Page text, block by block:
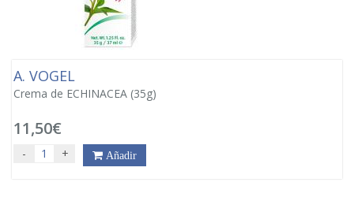
A. VOGEL
Crema de ECHINACEA (35g)
11,50€
- + Añadir